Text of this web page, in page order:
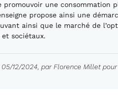
une consommation
propose ainsi une
ainsi que le marché de
sociétaux.
05/12/2024, par Florence Millet